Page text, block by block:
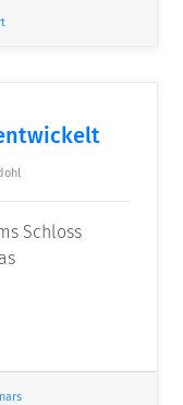
Schloss